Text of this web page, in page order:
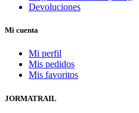
Devoluciones
Mi cuenta
Mi perfil
Mis pedidos
Mis favoritos
JORMATRAIL